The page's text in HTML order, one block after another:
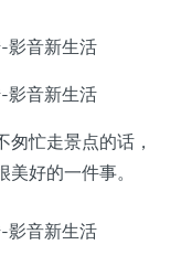
忙走景点的话，
好的一件事。